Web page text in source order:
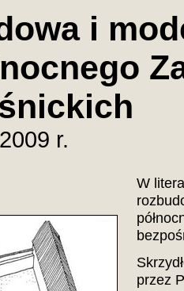
i
r.
W
przez